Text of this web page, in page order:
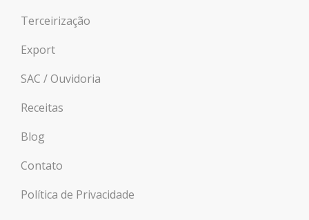
Terceirização
Export
SAC / Ouvidoria
Receitas
Blog
Contato
Política de Privacidade